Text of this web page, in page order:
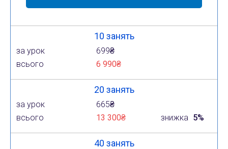
10 занять
за урок
699₴
всього
6 990₴
20 занять
за урок
665₴
всього
13 300₴ знижка 5%
40 занять